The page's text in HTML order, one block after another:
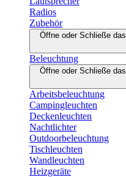
Radios
Zubehör
Öffne oder Schließe
Beleuchtung
Öffne oder Schließe
Arbeitsbeleuchtung
Campingleuchten
Deckenleuchten
Nachtlichter
Outdoorbeleuchtung
Tischleuchten
Wandleuchten
Heizgeräte